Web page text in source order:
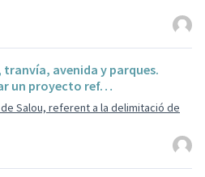
tranvía, avenida y parques.
un proyecto ref…
Salou, referent a la delimitació de